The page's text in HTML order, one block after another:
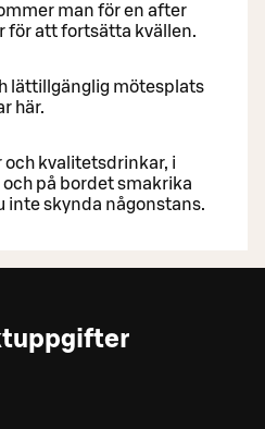
man för en after
för att fortsätta kvällen.
lättillgänglig mötesplats
här.
och kvalitetsdrinkar, i
på bordet smakrika
inte skynda någonstans.